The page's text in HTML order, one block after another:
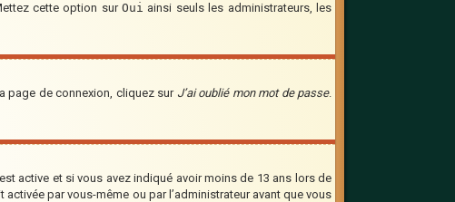
cette option surOui ainsi seuls les administrateurs, les
page de connexion, cliquez sur J’ai oublié mon mot de passe.
active et si vous avez indiqué avoir moins de 13 ans lors de
par vous-même ou par l’administrateur avant que vous